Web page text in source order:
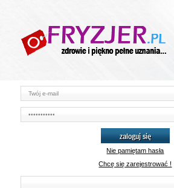
zaloguj się
Nie pamiętam hasła
Chcę się zarejestrować !